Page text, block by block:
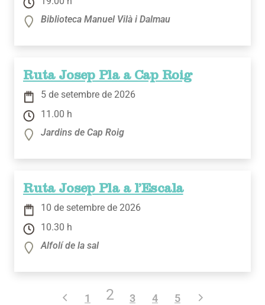
Biblioteca Manuel Vilà i Dalmau
Ruta Josep Pla a Cap Roig
5 de setembre de 2026
11.00 h
Jardins de Cap Roig
Ruta Josep Pla a l’Escala
10 de setembre de 2026
10.30 h
Alfolí de la sal
1 2 3 4 5